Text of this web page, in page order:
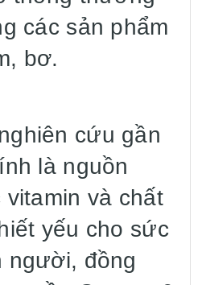
các sản phẩm
bơ.
cứu gần
là nguồn
vitamin và chất
yếu cho sức
người, đồng